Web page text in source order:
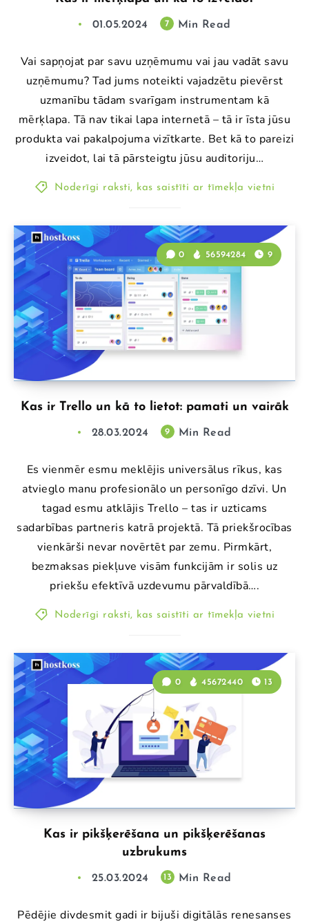
01.05.2024 7 Min Read
Vai sapņojat par savu uzņēmumu vai jau vadāt savu
uzņēmumu? Tad jums noteikti vajadzētu pievērst
uzmanību tādam svarīgam instrumentam kā
mērķlapa. Tā nav tikai lapa internetā – tā ir īsta jūsu
produkta vai pakalpojuma vizītkarte. Bet kā to pareizi
izveidot, lai tā pārsteigtu jūsu auditoriju…
Noderīgi raksti, kas saistīti ar tīmekļa vietni
Kas ir Trello un kā to lietot: pamati un vairāk
0 56594284 9
28.03.2024 9 Min Read
Es vienmēr esmu meklējis universālus rīkus, kas
atvieglo manu profesionālo un personīgo dzīvi. Un
tagad esmu atklājis Trello – tas ir uzticams
sadarbības partneris katrā projektā. Tā priekšrocības
vienkārši nevar novērtēt par zemu. Pirmkārt,
bezmaksas piekļuve visām funkcijām ir solis uz
priekšu efektīvā uzdevumu pārvaldībā….
Noderīgi raksti, kas saistīti ar tīmekļa vietni
Kas ir pikšķerēšana un pikšķerēšanas
uzbrukums
0 45672440 13
25.03.2024 13 Min Read
Pēdējie divdesmit gadi ir bijuši digitālās renesanses